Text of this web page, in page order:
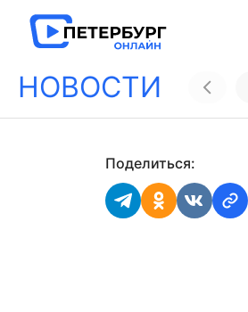
НОВОСТИ
Поделиться: